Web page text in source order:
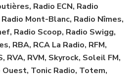
Radio ECN, Radio
Mont-Blanc, Radio Nîmes,
Radio Scoop, Radio Swigg,
RBA, RCA La Radio, RFM,
RVA, RVM, Skyrock, Soleil FM,
Tonic Radio, Totem,